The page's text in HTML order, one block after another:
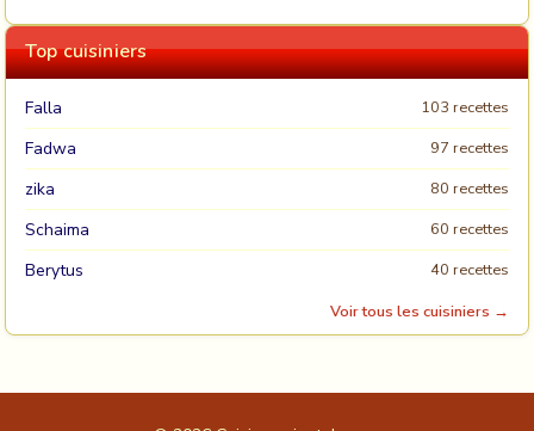
Top cuisiniers
Falla 103 recettes
Fadwa 97 recettes
zika 80 recettes
Schaima 60 recettes
Berytus
40 recettes
Voir tous les cuisiniers →